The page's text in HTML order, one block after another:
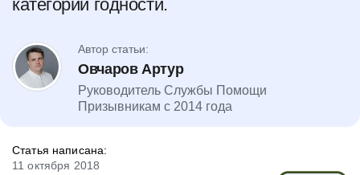
категории годности.
Автор статьи:
Овчаров Артур
Руководитель Службы Помощи
Призывникам с 2014 года
Статья написана:
11 октября 2018